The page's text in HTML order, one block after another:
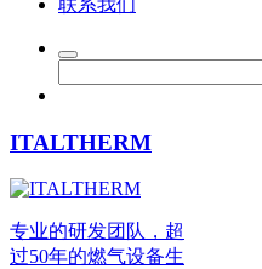
联系我们
ITALTHERM
专业的研发团队，超
过50年的燃气设备生